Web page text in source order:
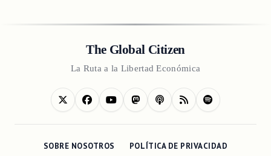
The Global Citizen
La Ruta a la Libertad Económica
SOBRE NOSOTROS POLÍTICA DE PRIVACIDAD